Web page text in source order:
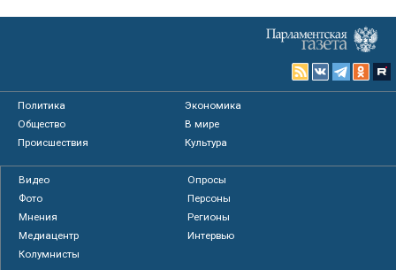
Политика
Экономика
Общество
В мире
Происшествия
Культура
Видео
Опросы
Фото
Персоны
Мнения
Регионы
Медиацентр
Интервью
Колумнисты